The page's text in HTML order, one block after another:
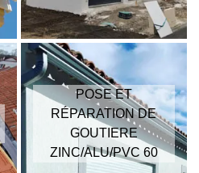
POSE ET
RÉPARATION DE
GOUTIERE
ZINC/ALU/PVC 60